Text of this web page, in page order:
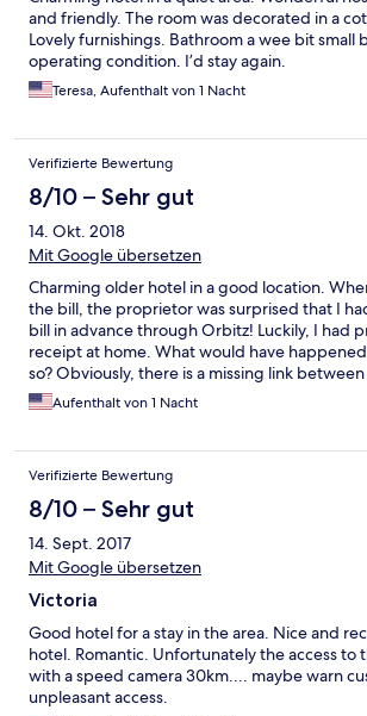
health.
and friendly. The room was decorated in a
Lovely furnishings. Bathroom a wee bit small
operating condition. I’d stay again.
Teresa, Aufenthalt von 1 Nacht
Verifizierte Bewertung
8/10 – Sehr gut
14. Okt. 2018
Mit Google übersetzen
Charming older hotel in a good location.
the bill, the proprietor was surprised that I
bill in advance through Orbitz! Luckily, I had
receipt at home. What would have
so? Obviously, there is a missing link
hotel! That could have been potentially very
Aufenthalt von 1 Nacht
Verifizierte Bewertung
8/10 – Sehr gut
14. Sept. 2017
Mit Google übersetzen
Victoria
Good hotel for a stay in the area. Nice and
hotel. Romantic. Unfortunately the access to
with a speed camera 30km.... maybe warn
unpleasant access.